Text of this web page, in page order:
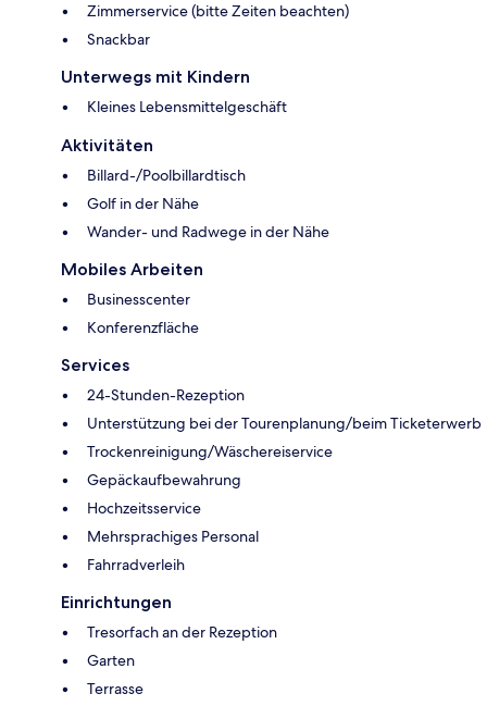
Zimmerservice (bitte Zeiten beachten)
Snackbar
Unterwegs mit Kindern
Kleines Lebensmittelgeschäft
Aktivitäten
Billard-/Poolbillardtisch
Golf in der Nähe
Wander- und Radwege in der Nähe
Mobiles Arbeiten
Businesscenter
Konferenzfläche
Services
24-Stunden-Rezeption
Unterstützung bei der Tourenplanung/beim Ticketerwerb
Trockenreinigung/Wäschereiservice
Gepäckaufbewahrung
Hochzeitsservice
Mehrsprachiges Personal
Fahrradverleih
Einrichtungen
Tresorfach an der Rezeption
Garten
Terrasse